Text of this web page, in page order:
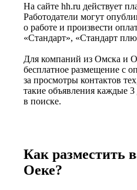
На сайте hh.ru действует
Работодатели могут
о работе и произвести
«Стандарт», «Стандарт
Для компаний из Омска и
бесплатное размещение с
за просмотры контактов
такие объявления каждые
в поиске.
Как разместить
Оеке?